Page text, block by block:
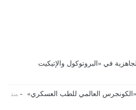
في «البروتوكول والإتيكيت
«الكونجرس العالمي للطب العسكري» - منذ